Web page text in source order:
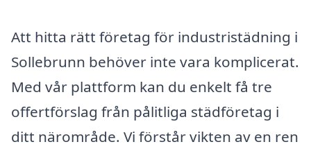
Att hitta rätt företag för industristädning i
Sollebrunn behöver inte vara komplicerat.
Med vår plattform kan du enkelt få tre
offertförslag från pålitliga städföretag i
ditt närområde. Vi förstår vikten av en ren